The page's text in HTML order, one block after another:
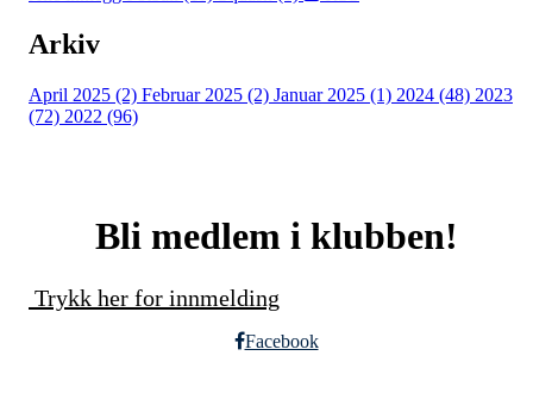
Arkiv
April 2025 (2) Februar 2025 (2) Januar 2025 (1) 2024 (48) 2023
(72) 2022 (96)
Bli medlem i klubben!
Trykk her for innmelding
Facebook